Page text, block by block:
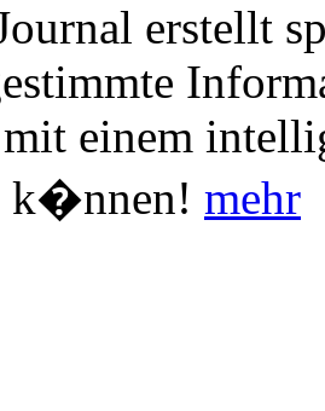
erstellt
einem
k�nnen! mehr